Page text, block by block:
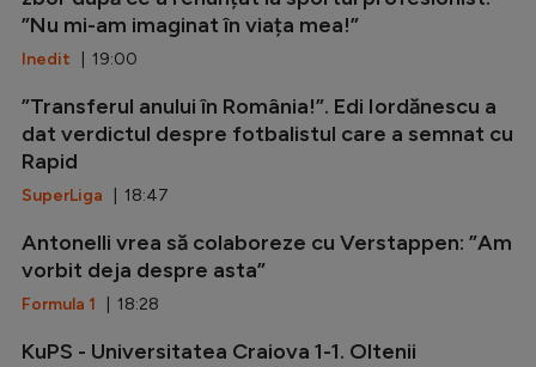
”Nu mi-am imaginat în viața mea!”
Inedit | 19:00
”Transferul anului în România!”. Edi Iordănescu a
dat verdictul despre fotbalistul care a semnat cu
Rapid
SuperLiga | 18:47
Antonelli vrea să colaboreze cu Verstappen: ”Am
vorbit deja despre asta”
Formula 1 | 18:28
KuPS - Universitatea Craiova 1-1. Oltenii